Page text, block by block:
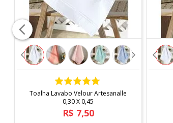
COMPRAR
Toalha Lavabo Velour Artesanalle
0,30 X 0,45
R$ 7,50